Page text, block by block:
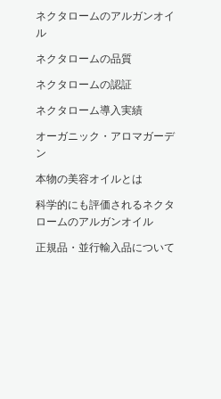
ネクタロームのアルガンオイ
ル
ネクタロームの品質
ネクタロームの認証
ネクタローム導入実績
オーガニック・アロマガーデ
ン
本物の美容オイルとは
科学的にも評価されるネクタ
ロームのアルガンオイル
正規品・並行輸入品について